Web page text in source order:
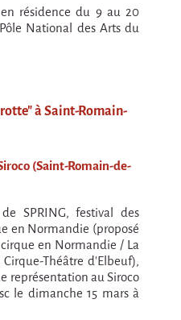
Le Petit
résidence du 9 au 20
National des Arts du
à Saint-Romain-
(Saint-Romain-de-
SPRING, festival des
en Normandie (proposé
en Normandie / La
Théâtre d’Elbeuf),
représentation au Siroco
le dimanche 15 mars à